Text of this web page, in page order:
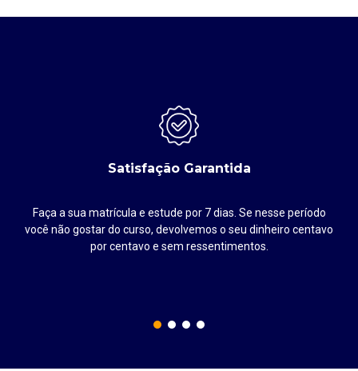
Satisfação Garantida
Faça a sua matrícula e estude por 7 dias. Se nesse período
você não gostar do curso, devolvemos o seu dinheiro centavo
por centavo e sem ressentimentos.